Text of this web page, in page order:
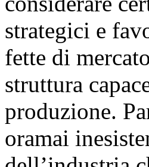
strategici e
fette di
struttura
produzione.
oramai